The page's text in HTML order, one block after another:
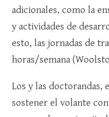
adicionales, como la
y actividades de
esto, las jornadas de
horas/semana
Los y las doctorandas,
sostener el volante